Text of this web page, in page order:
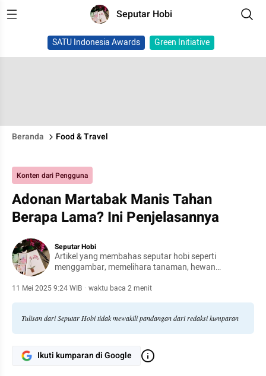
Seputar Hobi
SATU Indonesia Awards Green Initiative
Beranda Food & Travel
Konten dari Pengguna
Adonan Martabak Manis Tahan
Berapa Lama? Ini Penjelasannya
Seputar Hobi
Artikel yang membahas seputar hobi seperti
menggambar, memelihara tanaman, hewan
11 Mei 2025 9:24 WIB · waktu baca 2 menit
Tulisan dari Seputar Hobi tidak mewakili pandangan dari redaksi kumparan
Ikuti kumparan di Google